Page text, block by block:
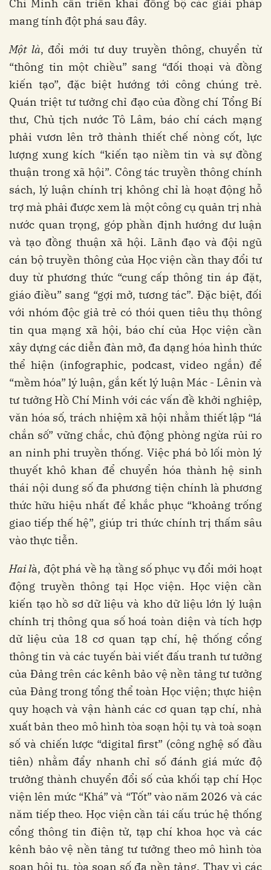
Chí Minh cần triển khai đồng bộ các giải pháp
mang tính đột phá sau đây.
Một là, đổi mới tư duy truyền thông, chuyển từ
“thông tin một chiều” sang “đối thoại và đồng
kiến tạo”, đặc biệt hướng tới công chúng trẻ.
Quán triệt tư tưởng chỉ đạo của đồng chí Tổng Bí
thư, Chủ tịch nước Tô Lâm, báo chí cách mạng
phải vươn lên trở thành thiết chế nòng cốt, lực
lượng xung kích “kiến tạo niềm tin và sự đồng
thuận trong xã hội”. Công tác truyền thông chính
sách, lý luận chính trị không chỉ là hoạt động hỗ
trợ mà phải được xem là một công cụ quản trị nhà
nước quan trọng, góp phần định hướng dư luận
và tạo đồng thuận xã hội. Lãnh đạo và đội ngũ
cán bộ truyền thông của Học viện cần thay đổi tư
duy từ phương thức “cung cấp thông tin áp đặt,
giáo điều” sang “gợi mở, tương tác”. Đặc biệt, đối
với nhóm độc giả trẻ có thói quen tiêu thụ thông
tin qua mạng xã hội, báo chí của Học viện cần
xây dựng các diễn đàn mở, đa dạng hóa hình thức
thể hiện (infographic, podcast, video ngắn) để
“mềm hóa” lý luận, gắn kết lý luận Mác - Lênin và
tư tưởng Hồ Chí Minh với các vấn đề khởi nghiệp,
văn hóa số, trách nhiệm xã hội nhằm thiết lập “lá
chắn số” vững chắc, chủ động phòng ngừa rủi ro
an ninh phi truyền thống. Việc phá bỏ lối mòn lý
thuyết khô khan để chuyển hóa thành hệ sinh
thái nội dung số đa phương tiện chính là phương
thức hữu hiệu nhất để khắc phục “khoảng trống
giao tiếp thế hệ”, giúp tri thức chính trị thấm sâu
vào thực tiễn.
Hai là, đột phá về hạ tầng số phục vụ đổi mới hoạt
động truyền thông tại Học viện. Học viện cần
kiến tạo hồ sơ dữ liệu và kho dữ liệu lớn lý luận
chính trị thông qua số hoá toàn diện và tích hợp
dữ liệu của 18 cơ quan tạp chí, hệ thống cổng
thông tin và các tuyến bài viết đấu tranh tư tưởng
của Đảng trên các kênh bảo vệ nền tảng tư tưởng
của Đảng trong tổng thể toàn Học viện; thực hiện
quy hoạch và vận hành các cơ quan tạp chí, nhà
xuất bản theo mô hình tòa soạn hội tụ và toà soạn
số và chiến lược “digital first” (công nghệ số đầu
tiên) nhằm đẩy nhanh chỉ số đánh giá mức độ
trưởng thành chuyển đổi số của khối tạp chí Học
viện lên mức “Khá” và “Tốt” vào năm 2026 và các
năm tiếp theo. Học viện cần tái cấu trúc hệ thống
cổng thông tin điện tử, tạp chí khoa học và các
kênh bảo vệ nền tảng tư tưởng theo mô hình tòa
soạn hội tụ, tòa soạn số đa nền tảng. Thay vì các